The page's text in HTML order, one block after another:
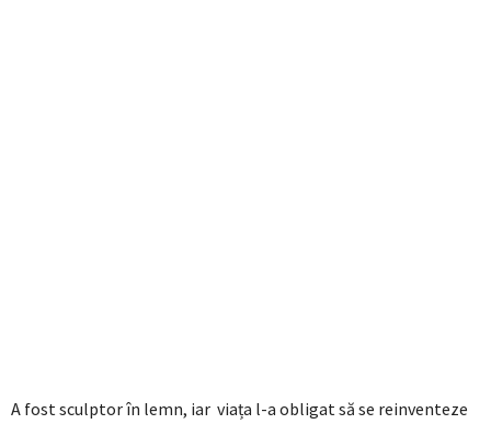
A fost sculptor în lemn, iar viața l-a obligat să se reinventeze